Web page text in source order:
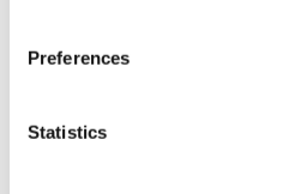
Preferences
Statistics
För fler videor följ vår kanal på
Kategorier: